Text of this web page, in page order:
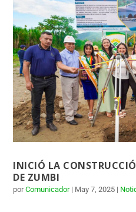
INICIÓ LA
DE ZUMBI
porComunicador| May 7, 2025 |